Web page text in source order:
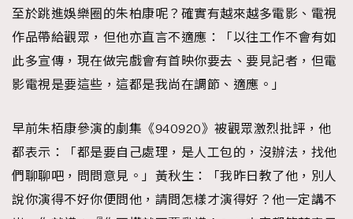
至於跳進娛樂圈的朱柏康呢？確實有越來越多電影、電視
作品帶給觀眾，但他亦直言不適應：「以往工作不會有如
此多宣傳，現在做完戲會有首映你要去、要見記者，但電
影電視是要這些，這都是我尚在調節、適應。」
早前朱栢康參演的劇集《940920》被觀眾激烈批評，他
都表示：「都是要自己處理，是人工包的，沒辦法，找他
們聊聊吧，問問意見。」黃秋生：「我昨日教了他，別人
說你演得不好你便問他，請問怎樣才演得好？他一定講不